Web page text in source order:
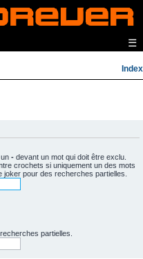
☰
Index
- devant un mot qui doit être exclu.
crochets si uniquement un des mots
pour des recherches partielles.
partielles.